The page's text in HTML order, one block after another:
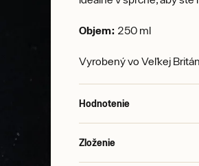
Objem: 250 ml
Vyrobený vo Veľkej
Hodnotenie
Zloženie